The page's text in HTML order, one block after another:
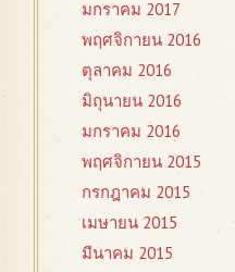
มกราคม 2017
พฤศจิกายน 2016
ตุลาคม 2016
มิถุนายน 2016
มกราคม 2016
พฤศจิกายน 2015
กรกฎาคม 2015
เมษายน 2015
มีนาคม 2015